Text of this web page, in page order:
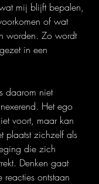
mij blijft bepalen,
of wat
worden. Zo wordt
in een
daarom niet
Het ego
voort, maar kan
plaatst zichzelf als
die zich
Denken gaat
reacties ontstaan